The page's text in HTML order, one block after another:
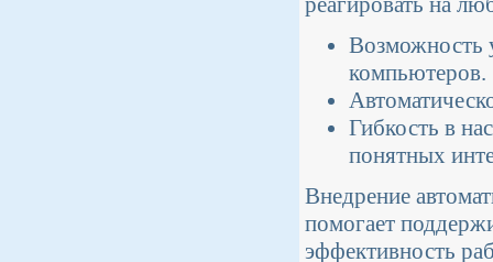
Возможность
компьютеров.
Гибкость в
понятных
Внедрение
помогает
эффективность